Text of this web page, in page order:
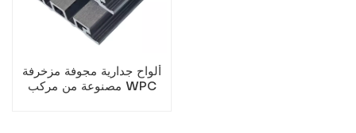
ألواح جدارية مجوفة مزخرفة
مصنوعة من مركب WPC